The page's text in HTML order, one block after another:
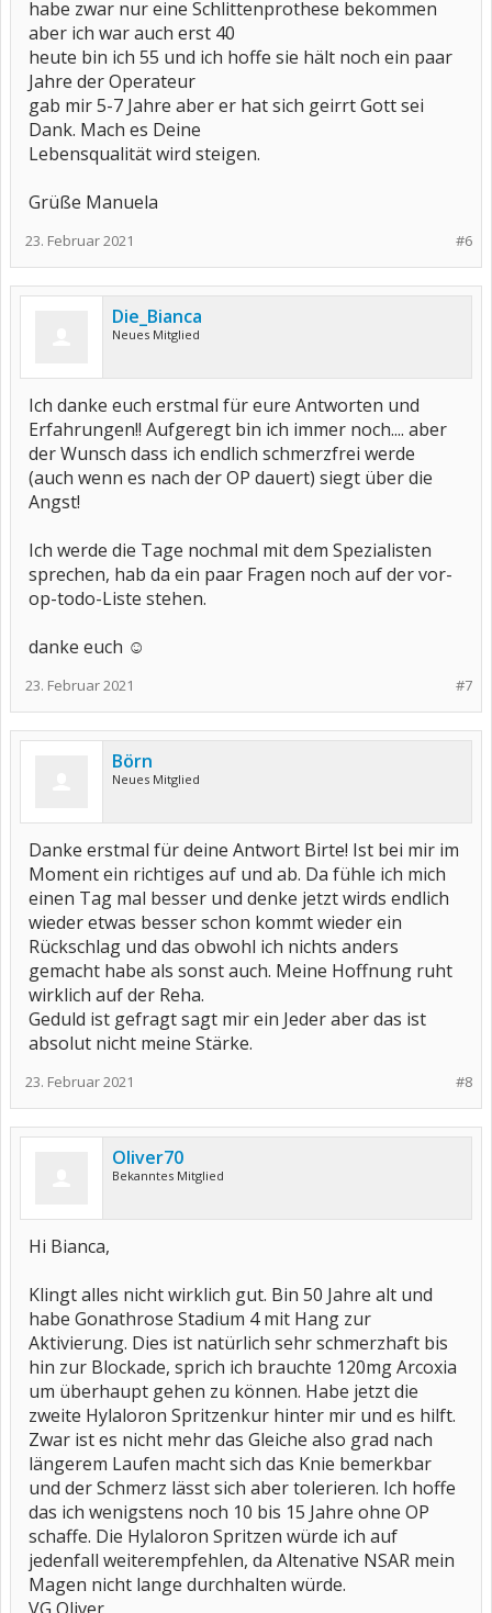
habe zwar nur eine Schlittenprothese bekommen
aber ich war auch erst 40
heute bin ich 55 und ich hoffe sie hält noch ein paar
Jahre der Operateur
gab mir 5-7 Jahre aber er hat sich geirrt Gott sei
Dank. Mach es Deine
Lebensqualität wird steigen.
Grüße Manuela
#6
23. Februar 2021
Die_Bianca
Neues Mitglied
Ich danke euch erstmal für eure Antworten und
Erfahrungen!! Aufgeregt bin ich immer noch.... aber
der Wunsch dass ich endlich schmerzfrei werde
(auch wenn es nach der OP dauert) siegt über die
Angst!
Ich werde die Tage nochmal mit dem Spezialisten
sprechen, hab da ein paar Fragen noch auf der vor-
op-todo-Liste stehen.
danke euch ☺️
#7
23. Februar 2021
Börn
Neues Mitglied
Danke erstmal für deine Antwort Birte! Ist bei mir im
Moment ein richtiges auf und ab. Da fühle ich mich
einen Tag mal besser und denke jetzt wirds endlich
wieder etwas besser schon kommt wieder ein
Rückschlag und das obwohl ich nichts anders
gemacht habe als sonst auch. Meine Hoffnung ruht
wirklich auf der Reha.
Geduld ist gefragt sagt mir ein Jeder aber das ist
absolut nicht meine Stärke.
#8
23. Februar 2021
Oliver70
Bekanntes Mitglied
Hi Bianca,
Klingt alles nicht wirklich gut. Bin 50 Jahre alt und
habe Gonathrose Stadium 4 mit Hang zur
Aktivierung. Dies ist natürlich sehr schmerzhaft bis
hin zur Blockade, sprich ich brauchte 120mg Arcoxia
um überhaupt gehen zu können. Habe jetzt die
zweite Hylaloron Spritzenkur hinter mir und es hilft.
Zwar ist es nicht mehr das Gleiche also grad nach
längerem Laufen macht sich das Knie bemerkbar
und der Schmerz lässt sich aber tolerieren. Ich hoffe
das ich wenigstens noch 10 bis 15 Jahre ohne OP
schaffe. Die Hylaloron Spritzen würde ich auf
jedenfall weiterempfehlen, da Altenative NSAR mein
Magen nicht lange durchhalten würde.